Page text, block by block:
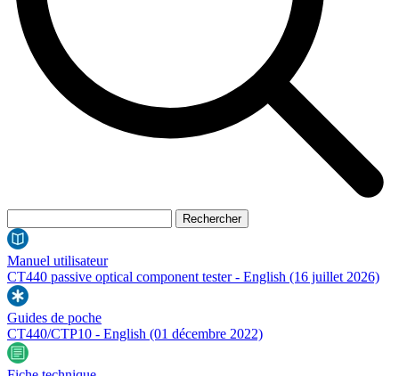
Manuel utilisateur
CT440 passive optical component tester - English (16 juillet 2026)
Guides de poche
CT440/CTP10 - English (01 décembre 2022)